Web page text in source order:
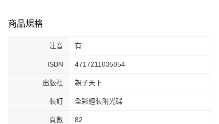
商品規格
注音 有
ISBN 4717211035054
出版社 親子天下
裝訂 全彩經裝附光碟
頁數 82